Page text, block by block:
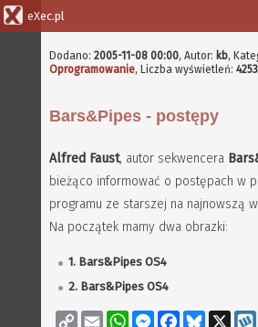
eXec.pl
Dodano: 2005-11-08 00:00, Autor: kb,
Oprogramowanie, Liczba wyświetleń: 4253
Bars&Pipes - postępy
Alfred Faust, autor sekwencera
bieżąco informować o postępach w
programu ze starszej na najnowszą
Na początek mamy dwa obrazki:
1. Bars&Pipes OS4
2. Bars&Pipes OS4
Copy
Email WhatsAppMessenger
FacebookBluesky